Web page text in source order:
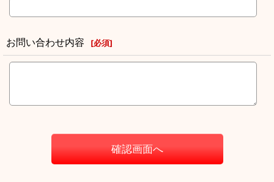
お問い合わせ内容 [必須]
確認画面へ